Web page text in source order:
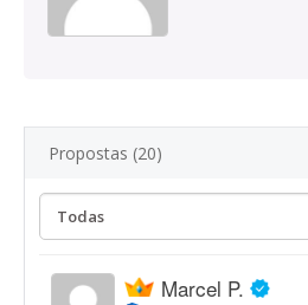
Propostas (20)
Marcel P.